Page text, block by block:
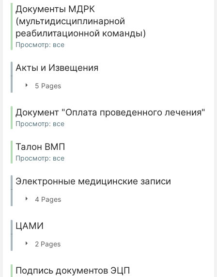
Документы МДРК
(мультидисциплинарной
реабилитационной команды)
Просмотр: все
Акты и Извещения
5 Pages
Документ "Оплата проведенного лечения"
Просмотр: все
Талон ВМП
Просмотр: все
Электронные медицинские записи
4 Pages
ЦАМИ
2 Pages
Подпись документов ЭЦП